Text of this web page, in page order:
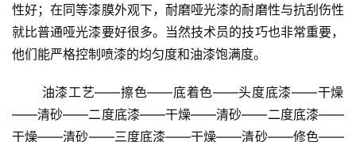
性好；在同等漆膜外观下，耐磨哑光漆的耐磨性与抗刮伤性
就比普通哑光漆要好很多。当然技术员的技巧也非常重要，
他们能严格控制喷漆的均匀度和油漆饱满度。
——清砂——二度底漆——干燥——清砂——二度底漆——
干燥——清砂——三度底漆——干燥——清砂——修色——